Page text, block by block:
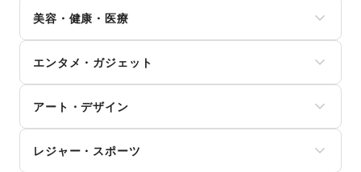
古着
その他ファッション
キッチンカー・移動販売
野菜・果物・生鮮食品
その他フード・飲食
花・盆栽・ドライフラワー
犬・猫・ペット
日用雑貨
食器・陶磁器
その他インテリア・生活雑貨
リサイクル雑貨・古本
冠婚葬祭
資格・習い事
リフォーム
住宅（購入・賃貸）
たばこ
修理・メンテナンス
就職・転職・求人
住宅ローン
証券・FX
不動産投資
その他金融サービス
ランドセル
学習教材・通信教育
子供向け教室・レッスン
塾・家庭教師
おもちゃ・絵本
その他子育て・教育
美容・健康・医療
ダイエット・健康グッズ
美容・コスメ・香水
ヘアケア・シャンプー
美容家電
ヘアサロン・ネイルサロン
マッサージ・整体
エンタメ・ガジェット
スマホアクセサリー
ガジェット
ゲーム
アニメ
アート・デザイン
写真・イラストレーション
レジャー・スポーツ